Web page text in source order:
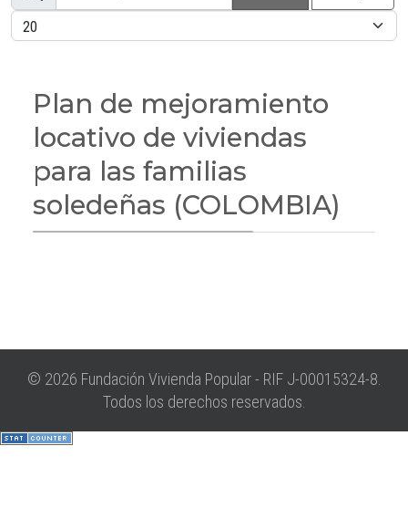
Cantidad a mostrar
Plan de mejoramiento
locativo de viviendas
para las familias
soledeñas (COLOMBIA)
© 2026 Fundación Vivienda Popular - RIF J-00015324-8.
Todos los derechos reservados.